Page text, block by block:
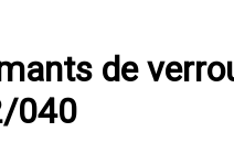
de
040